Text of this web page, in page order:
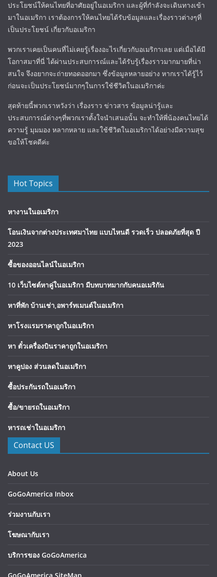
ประโยชน์ให้คนไทยที่อาศัยอยู่ในอเมริกา และผู้ที่กำลังจะเดินทางเข้า
มาในอเมริกา เราต้องการให้คนไทยได้รับข้อมูลและเรื่องราวต่างๆที่
เป็นประโยชน์ เกี่ยวกับอเมริกา
พวกเราเคยเป็นคนที่ไม่เคยรู้เรื่องอะไรเกี่ยวกับอเมริกาเลย แต่เมื่อได้มี
โอกาสมาที่นี่ ได้ผ่านประสบการณ์และได้รับรู้เรื่องราวมากมายที่น่า
สนใจ จึงอยากจะถ่ายทอดออกมา ซึ่งข้อมูลหลายอย่าง หากเราได้รู้ไว้
ก่อนจะเป็นประโยชน์มากๆในการใช้ชีวิตในอเมริกาค่ะ
สุดท้ายนี้พวกเราหวังว่า เรื่องราว ข่าวสาร ข้อมูลน่ารู้และ
ประสบการณ์ต่างๆที่พวกเราตั้งใจนำเสนอนั้น จะทำให้พี่น้องคนไทยได้
ความรู้ มุมมอง หลากหลาย และใช้ชีวิตในอเมริกาได้อย่างมีความสุข
ขอให้โชคดีค่ะ
Hot Topics
หางานในอเมริกา
โอนเงินจากต่างประเทศมาไทย แบบไหนดี รวดเร็ว ปลอดภัยที่สุด ปี
2023
ซื้อของออนไลน์ในอเมริกา
10 เว็บไซต์หาคู่ในอเมริกา มีบทบาทมากกับคนอเมริกัน
หาที่พัก บ้านเช่า,อพาร์ทเมนต์ในอเมริกา
หาโรงแรมราคาถูกในอเมริกา
หา ตั๋วเครื่องบินราคาถูกในอเมริกา
หาคูปอง ส่วนลดในอเมริกา
ซื้อประกันรถในอเมริกา
ซื้อ/ขายรถในอเมริกา
หารถเช่าในอเมริกา
Contact US
About Us
GoGoAmerica Inbox
ร่วมงานกับเรา
โฆษณากับเรา
บริการของ GoGoAmerica